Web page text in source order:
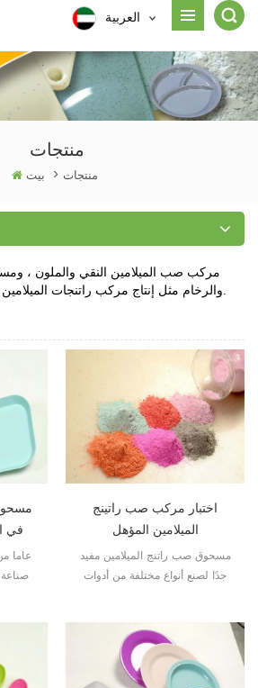
العربية
منتجات
بيت > منتجات
مركب صب الميلامين النقي والملون ،
في
اختبار مركب صب راتينج
الميلامين المؤهل
مسحوق صب راتنج الميلامين مفيد
جدًا لصنع أنواع مختلفة من أدوات